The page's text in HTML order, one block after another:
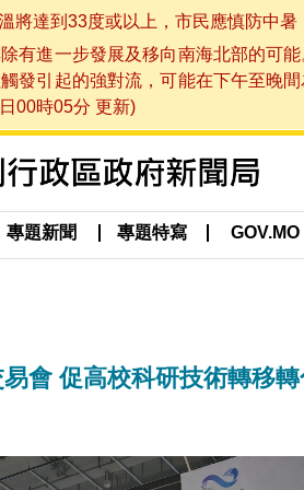
將達到33度或以上，市民應慎防中
有進一步發展及移向南海北部的可
發引起的強對流，可能在下午至晚
00時05分 更新)
專題新聞 專題特寫 GOV.MO
會 促高校科研技術轉移